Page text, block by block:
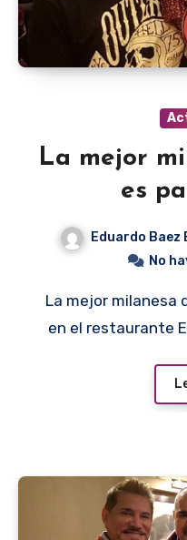
La mejor
es
Eduardo Baez
No
La mejor milanesa de Buenos Aires se come
en el restaurante